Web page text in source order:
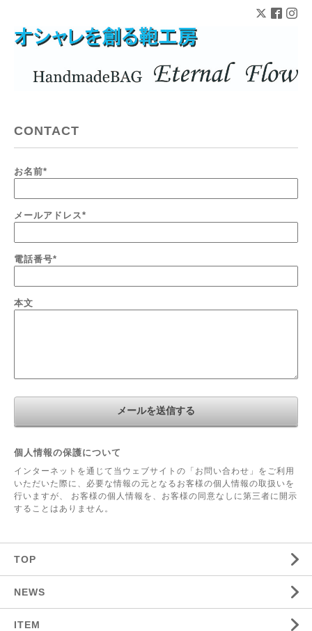
CONTACT
お名前*
メールアドレス*
電話番号*
本文
個人情報の保護について
インターネットを通じて当ウェブサイトの「お問い合わせ」をご利用
いただいた際に、必要な情報の元となるお客様の個人情報の取扱いを
行いますが、 お客様の個人情報を、お客様の同意なしに第三者に開示
することはありません。
TOP
NEWS
ITEM